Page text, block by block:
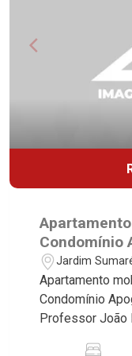
Condomínio
Avenida
Ribeirão
Jardim
Apartamento
Condomínio
Professor João